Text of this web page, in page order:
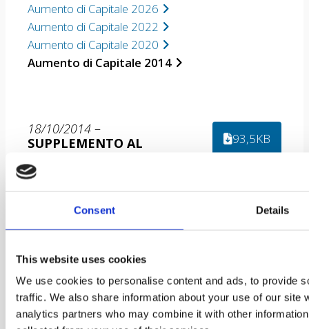
Consent Details
This website uses cookies
We use cookies to personalise content and ads, to provide
traffic. We also share information about your use of our site
analytics partners who may combine it with other
Aumento di Capitale 2026
Aumento di Capitale 2022
Aumento di Capitale 2020
Aumento di Capitale 2014
18/10/2014 –
SUPPLEMENTO AL
INFORMATIVO
93,5KB
INFORMATIVO